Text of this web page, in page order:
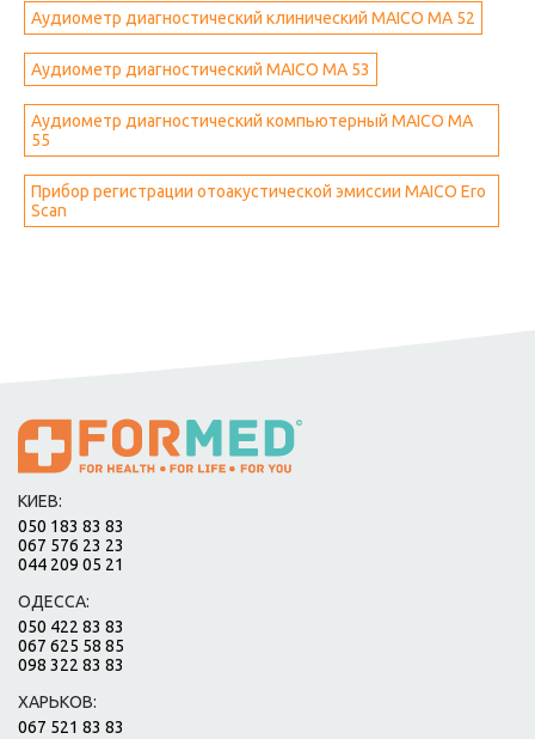
Аудиометр диагностический клинический MAICO МА 52
Аудиометр диагностический MAICO МА 53
Аудиометр диагностический компьютерный MAICO МА
55
Прибор регистрации отоакустической эмиссии MAICO Ero
Scan
КИЕВ:
050 183 83 83
067 576 23 23
044 209 05 21
ОДЕССА:
050 422 83 83
067 625 58 85
098 322 83 83
ХАРЬКОВ:
067 521 83 83